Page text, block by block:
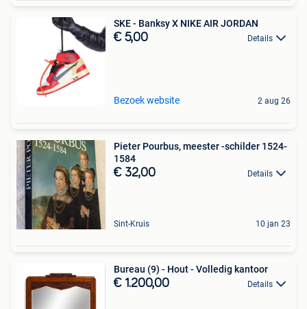
SKE - Banksy X NIKE AIR JORDAN
€ 5,00 Details
Bezoek website 2 aug 26
Pieter Pourbus, meester -schilder 1524-
1584
€ 32,00 Details
Sint-Kruis 10 jan 23
Bureau (9) - Hout - Volledig kantoor
€ 1.200,00 Details